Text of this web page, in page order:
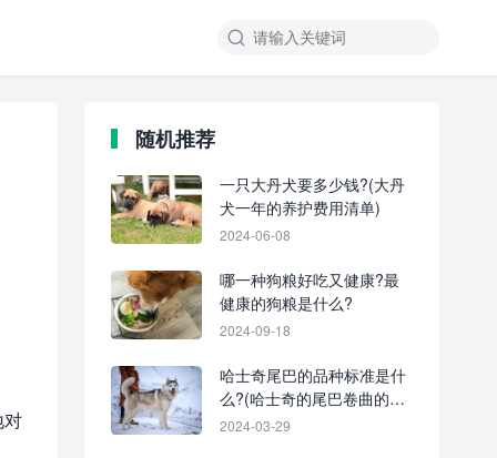
随机推荐
一只大丹犬要多少钱?(大丹
犬一年的养护费用清单)
2024-06-08
哪一种狗粮好吃又健康?最
健康的狗粮是什么?
2024-09-18
哈士奇尾巴的品种标准是什
么?(哈士奇的尾巴卷曲的含
义)
2024-03-29